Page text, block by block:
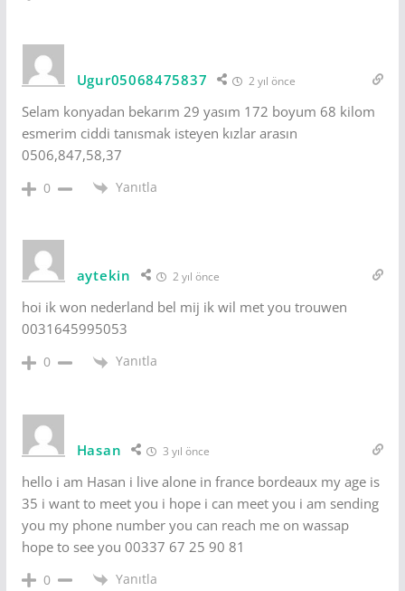
Ugur05068475837 2 yıl önce
Selam konyadan bekarım 29 yasım 172 boyum 68 kilom
esmerim ciddi tanısmak isteyen kızlar arasın
0506,847,58,37
0 Yanıtla
aytekin 2 yıl önce
hoi ik won nederland bel mij ik wil met you trouwen
0031645995053
0 Yanıtla
Hasan 3 yıl önce
hello i am Hasan i live alone in france bordeaux my age is
35 i want to meet you i hope i can meet you i am sending
you my phone number you can reach me on wassap
hope to see you 00337 67 25 90 81
0 Yanıtla